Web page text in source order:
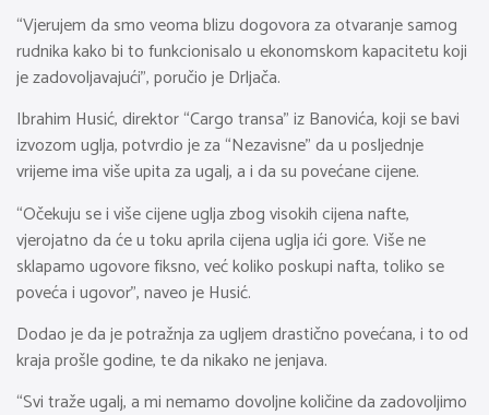
“Vjerujem da smo veoma blizu dogovora za otvaranje samog
rudnika kako bi to funkcionisalo u ekonomskom kapacitetu koji
je zadovoljavajući”, poručio je Drljača.
Ibrahim Husić, direktor “Cargo transa” iz Banovića, koji se bavi
izvozom uglja, potvrdio je za “Nezavisne” da u posljednje
vrijeme ima više upita za ugalj, a i da su povećane cijene.
“Očekuju se i više cijene uglja zbog visokih cijena nafte,
vjerojatno da će u toku aprila cijena uglja ići gore. Više ne
sklapamo ugovore fiksno, već koliko poskupi nafta, toliko se
poveća i ugovor”, naveo je Husić.
Dodao je da je potražnja za ugljem drastično povećana, i to od
kraja prošle godine, te da nikako ne jenjava.
“Svi traže ugalj, a mi nemamo dovoljne količine da zadovoljimo